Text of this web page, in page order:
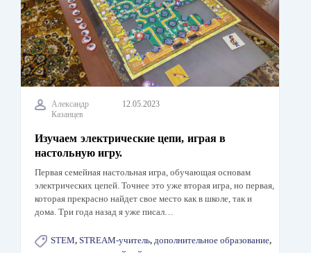
Александр
Казанцев
12.05.2023
Изучаем электрические цепи, играя в
настольную игру.
Первая семейная настольная игра, обучающая основам
электрических цепей. Точнее это уже вторая игра, но первая,
которая прекрасно найдет свое место как в школе, так и
дома. Три года назад я уже писал…
STEM, STREAM-учитель, дополнительное образование,